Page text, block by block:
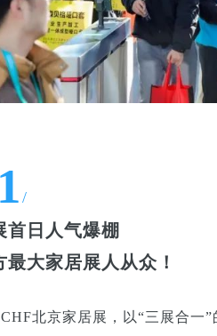
/
首日人气爆棚
最大家居展人从众！
北京家居展，以“三展合一